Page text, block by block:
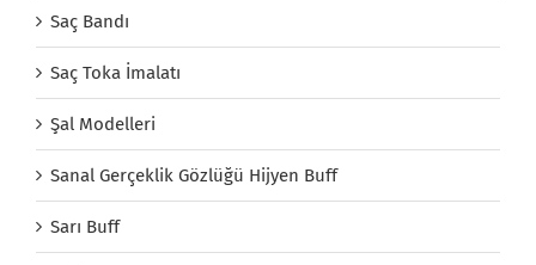
Saç Bandı
Saç Toka İmalatı
Şal Modelleri
Sanal Gerçeklik Gözlüğü Hijyen Buff
Sarı Buff